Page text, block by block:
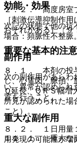
２．２． 高度房室
［刺激伝導抑制作
おそれがある］〔９
重要な基本的注意
８．１． 本剤の投
し、心電図、脈拍、
Ｑ延長、ＱＲＳ幅増
所見が認められた場
こと）。
８．２． １日用量
用発現の可能性が増
効能・効果
次記の状態で他の抗
場合：頻脈性不整脈。
副作用
次の副作用があらわ
い、異常が認められ
置を行うこと。
重大な副作用
１１．１． 重大な